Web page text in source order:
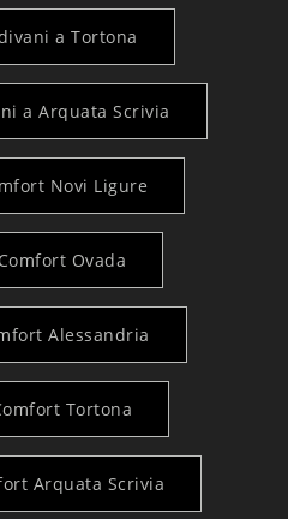
a Tortona
a Arquata Scrivia
Novi Ligure
Ovada
Alessandria
Tortona
Arquata Scrivia